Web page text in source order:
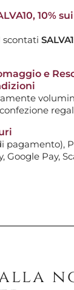
10%
scontati
e
pagamento),
Google Pay,